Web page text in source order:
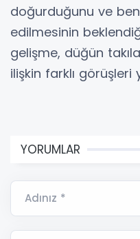
doğurduğunu ve
edilmesinin
gelişme, düğün
ilişkin farklı görüşleri
YORUMLAR
Adınız *